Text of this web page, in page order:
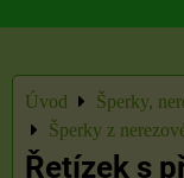
Úvod
Šperky,
Šperky z
Řetízek s